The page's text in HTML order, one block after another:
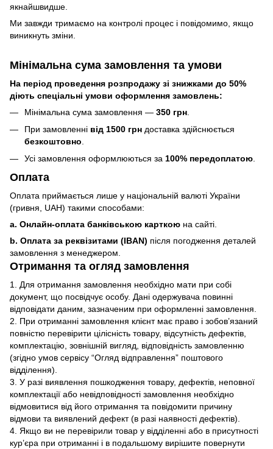
якнайшвидше.
Ми завжди тримаємо на контролі процес і повідомимо, якщо
виникнуть зміни.
Мінімальна сума замовлення та умови
На період проведення розпродажу зі знижками до 50%
діють спеціальні умови оформлення замовлень:
Мінімальна сума замовлення — 350 грн
При замовленні від 1500 грн доставка здійснюється
безкоштовно
Усі замовлення оформлюються за 100% передоплатою.
Оплата
Оплата приймається лише у національній валюті України
(гривня, UAH) такими способами:
a. Онлайн-оплата банківською карткою на сайті.
b. Оплата за реквізитами (IBAN) після погодження деталей
замовлення з менеджером.
Отримання та огляд замовлення
1. Для отримання замовлення необхідно мати при собі
документ, що посвідчує особу. Дані одержувача повинні
відповідати даним, зазначеним при оформленні замовлення.
2. При отриманні замовлення клієнт має право і зобов’язаний
повністю перевірити цілісність товару, відсутність дефектів,
комплектацію, зовнішній вигляд, відповідність замовленню
(згідно умов сервісу “Огляд відправлення” поштового
відділення).
3. У разі виявлення пошкодження товару, дефектів, неповної
комплектації або невідповідності замовлення необхідно
відмовитися від його отримання та повідомити причину
відмови та виявлений дефект (в разі наявності дефектів).
4. Якщо ви не перевірили товар у відділенні або в присутності
кур’єра при отриманні і в подальшому вирішите повернути